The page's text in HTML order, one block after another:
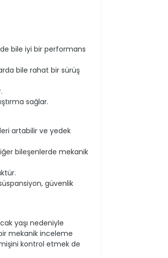
bile iyi bir performans
bile rahat bir sürüş
sağlar.
artabilir ve yedek
bileşenlerde mekanik
güvenlik
yaşı nedeniyle
mekanik inceleme
kontrol etmek de